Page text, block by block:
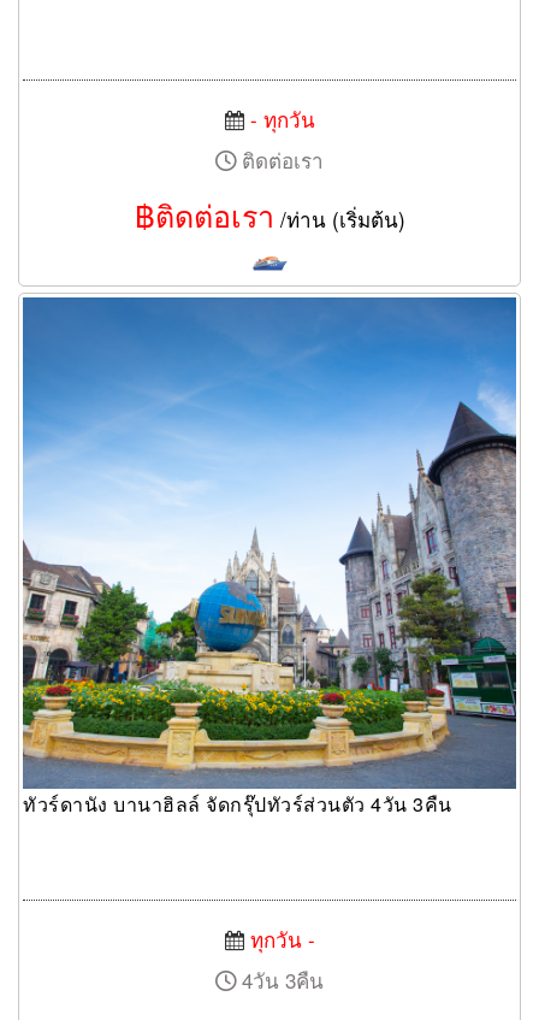
- ทุกวัน
ติดต่อเรา
฿ติดต่อเรา /ท่าน (เริ่มต้น)
ทัวร์ดานัง บานาฮิลล์ จัดกรุ๊ปทัวร์ส่วนตัว 4วัน 3คืน
ทุกวัน -
4วัน 3คืน